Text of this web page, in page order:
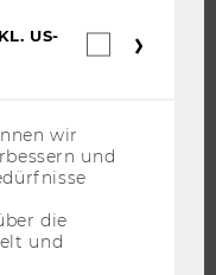
US-
wir
und
die
und